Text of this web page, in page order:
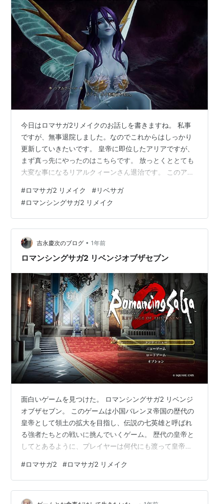
今日はロマサガ2リメイクのお話しを書きますね。 私事
ですが、無事退院しました。なのでこれからはしっかり
更新していきたいです。 皇帝に即位したアリアですが、
まず真っ先にやったのはこちらです。 放っとくととても
大変な事になるリアルクィーンさん退治です。 このアリ
時は真っ先にやっています。強いとか弱いとかではなく
単純にウザいのが問題。 アバロンの下水道にこんなもの
が眠っていると思うと怖いです。 「ここまで成るのにど
れだけかかったことか…」 いえ、そのまま朽ち果ててく
れていたら嬉しかったです。でも戦うしかなさそうで
す。 リアルクィーンさん。 七英雄すら…
#ロマサガ2 リメイク #リベサガ
#ロマンシングサガ2 リメイク
吉永慶次のブログ • 1年前
ロマンシングサガ2 リベンジオブザセブン
面白いゲームを見つけた。 ロマンシングサガ2 リベンジ
オブザセブン。 このゲームは小国バレンヌ帝国の歴代の
皇帝として領土の拡大を目指し、伝説の七英雄と呼ばれ
る強者たちとの戦いに挑んでいくゲーム。 歴代の皇帝と
してとあるように、プレイヤーは何代にも渡って皇帝の
雄たちの打倒を目指して物語を進めていく。 フリーシナ
リオが採用されていて、自由度が高い。各地方で起きる
問題、どの英雄から倒すかなど、どこから手をつけてど
#ロマサガ2 #ロマサガ2 リメイク